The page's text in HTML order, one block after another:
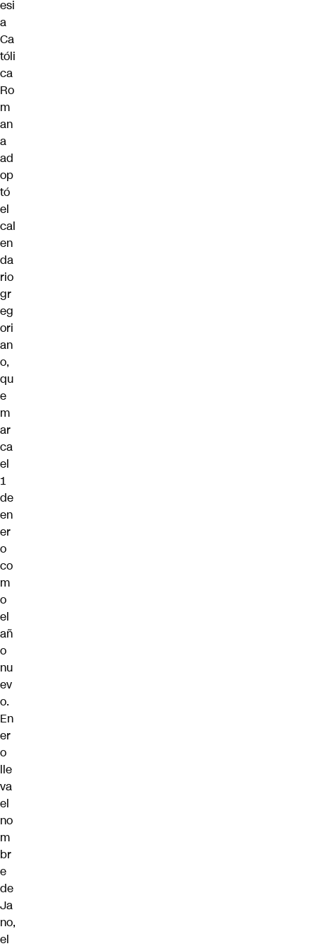
esi
a
Ca
tóli
ca
Ro
m
an
a
ad
op
tó
el
cal
en
da
rio
gr
eg
ori
an
o,
qu
e
m
ar
ca
el
1
de
en
er
o
co
m
o
el
añ
o
nu
ev
o.
En
er
o
lle
va
el
no
m
br
e
de
Ja
no,
el